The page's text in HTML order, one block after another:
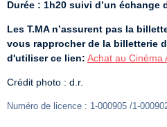
Durée : 1h20 suivi d’un échange
Les T.MA n’assurent pas la
vous rapprocher de la billetterie
d'utiliser ce lien: Achat au Cinéma
Crédit photo : d.r.
Numéro de licence : 1-000905 /1-